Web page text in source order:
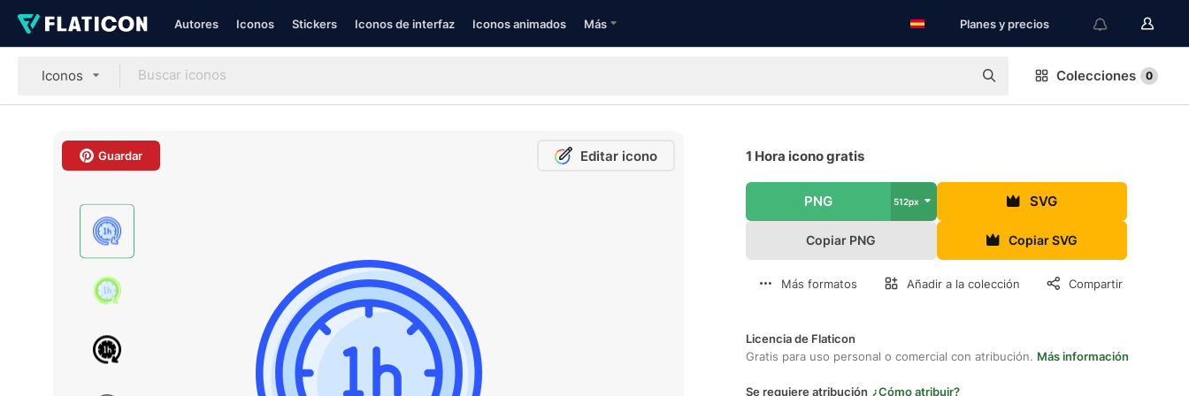
Autores Iconos Stickers Iconos de interfaz Iconos animados Más Planes y precios
Iconos Colecciones 0
Guardar Editar icono 1 Hora icono gratis
PNG 512px SVG
Copiar PNG Copiar SVG
Más formatos Añadir a la colección Compartir
Licencia de Flaticon
Gratis para uso personal o comercial con atribución. Más información
Se requiere atribución ¿Cómo atribuir?